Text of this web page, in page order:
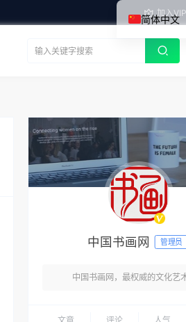
加入VIP
中国书画网 管理员
中国书画网，最权威的文化艺
简体中文